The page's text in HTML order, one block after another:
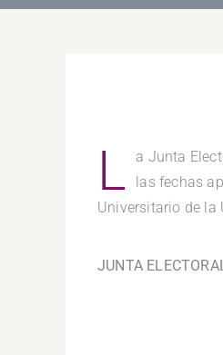
L a Junta
las fechas
Universitario de la
JUNTA